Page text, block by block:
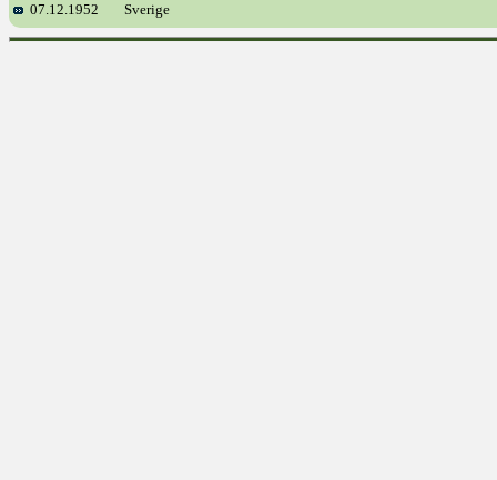
07.12.1952
Sverige